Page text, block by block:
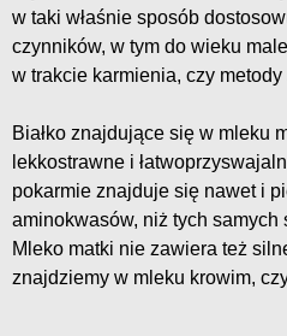
w taki właśnie sposób
czynników, w tym do wieku
w trakcie karmienia, czy
Białko znajdujące się w mleku
lekkostrawne i
pokarmie znajduje się nawet i
aminokwasów, niż tych samych
Mleko matki nie zawiera też
znajdziemy w mleku krowim,